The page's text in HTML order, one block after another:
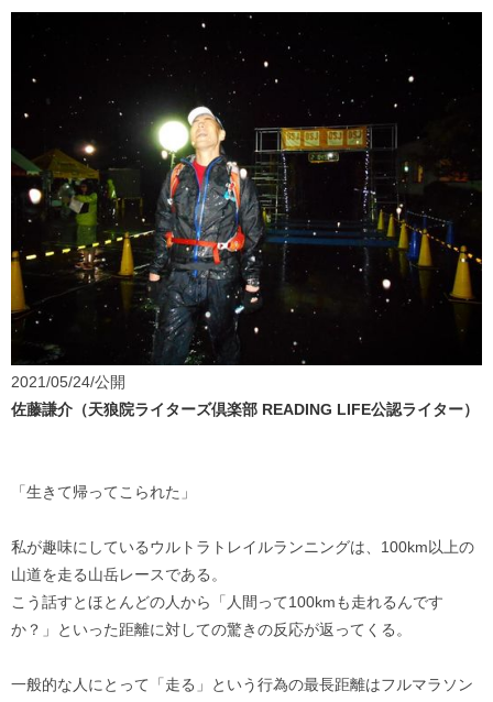
2021/05/24/公開
佐藤謙介（天狼院ライターズ倶楽部 READING LIFE公認ライター）
「生きて帰ってこられた」
私が趣味にしているウルトラトレイルランニングは、100km以上の
山道を走る山岳レースである。
こう話すとほとんどの人から「人間って100kmも走れるんです
か？」といった距離に対しての驚きの反応が返ってくる。
一般的な人にとって「走る」という行為の最長距離はフルマラソン